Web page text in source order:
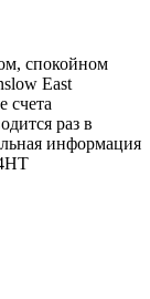
спокойном
East
счета
раз в
информация